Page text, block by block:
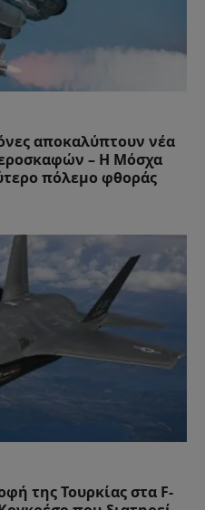
αποκαλύπτουν νέα
– Η Μόσχα
πόλεμο φθοράς
της Τουρκίας στα F-